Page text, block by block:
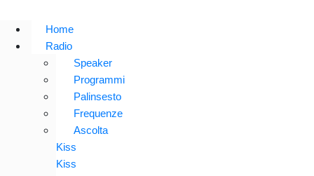
Home
Radio
Speaker
Programmi
Palinsesto
Frequenze
Ascolta
Kiss
Kiss